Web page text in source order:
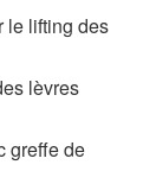
le lifting des
lèvres
greffe de